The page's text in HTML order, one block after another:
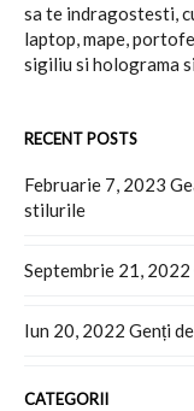
sa te indragostesti,
laptop, mape,
sigiliu si holograma
RECENT POSTS
Februarie 7, 2023
stilurile
Septembrie 21, 2022
Iun 20, 2022 Genți
CATEGORII